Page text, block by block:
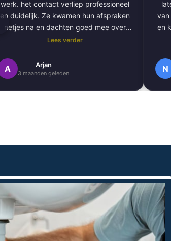
werk. het contact verliep professioneel
en duidelijk. Ze kwamen hun afspraken
netjes na en dachten goed mee over
kleurkeuze en afwerking.
Het schilderwerk zelf is van hoge
kwaliteit uitgevoerd. Alles is strak
aanbevelen!
Lees verder
A Arjan
3 maanden geleden
van
en
De
N